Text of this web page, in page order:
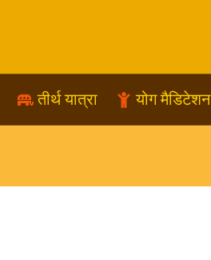
तीर्थ यात्रा योग मैडिटेशन